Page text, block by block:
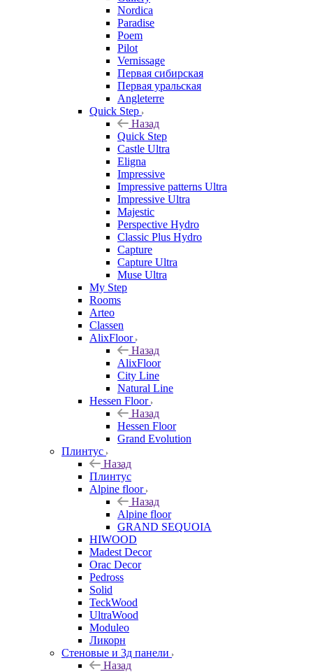
Nordica
Paradise
Poem
Pilot
Vernissage
Первая сибирская
Первая уральская
Angleterre
Quick Step
Назад
Quick Step
Castle Ultra
Eligna
Impressive
Impressive patterns Ultra
Impressive Ultra
Majestic
Perspective Hydro
Classic Plus Hydro
Capture
Capture Ultra
Muse Ultra
My Step
Rooms
Arteo
Classen
AlixFloor
Назад
AlixFloor
City Line
Natural Line
Hessen Floor
Назад
Hessen Floor
Grand Evolution
Плинтус
Назад
Плинтус
Alpine floor
Назад
Alpine floor
GRAND SEQUOIA
HIWOOD
Madest Decor
Orac Decor
Pedross
Solid
TeckWood
UltraWood
Moduleo
Ликорн
Стеновые и 3д панели
Назад